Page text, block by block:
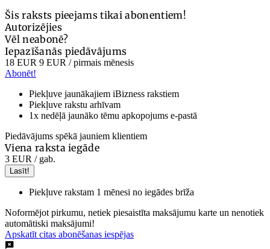
Šis raksts pieejams tikai abonentiem!
Autorizējies
Vēl neabonē?
Iepazīšanās piedāvājums
18 EUR 9 EUR / pirmais mēnesis
Abonēt!
Piekļuve jaunākajiem iBizness rakstiem
Piekļuve rakstu arhīvam
1x nedēļā jaunāko tēmu apkopojums e-pastā
Piedāvājums spēkā jauniem klientiem
Viena raksta iegāde
3 EUR / gab.
Lasīt!
Piekļuve rakstam 1 mēnesi no iegādes brīža
Noformējot pirkumu, netiek piesaistīta maksājumu karte un nenotiek
automātiski maksājumi!
Apskatīt citas abonēšanas iespējas